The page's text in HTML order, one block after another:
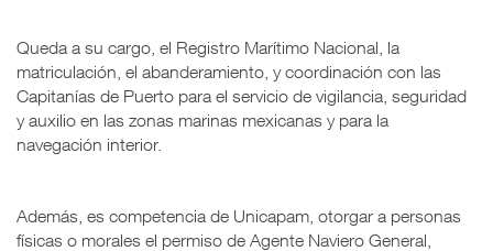
Queda a su cargo, el Registro Marítimo Nacional, la
matriculación, el abanderamiento, y coordinación con las
Capitanías de Puerto para el servicio de vigilancia, seguridad
y auxilio en las zonas marinas mexicanas y para la
navegación interior.
Además, es competencia de Unicapam, otorgar a personas
físicas o morales el permiso de Agente Naviero General,